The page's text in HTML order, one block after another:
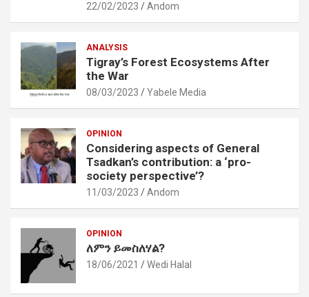
22/02/2023 Andom
ANALYSIS
Tigray’s Forest Ecosystems After
the War
08/03/2023 Yabele Media
OPINION
Considering aspects of General
Tsadkan’s contribution: a ‘pro-
society perspective’?
11/03/2023 Andom
OPINION
ለምን ይመስለሃል?
18/06/2021 Wedi Halal